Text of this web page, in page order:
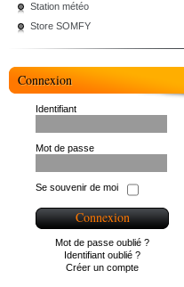
Station météo
Store SOMFY
Connexion
Identifiant
Mot de passe
Se souvenir de moi
Mot de passe oublié ?
Identifiant oublié ?
Créer un compte